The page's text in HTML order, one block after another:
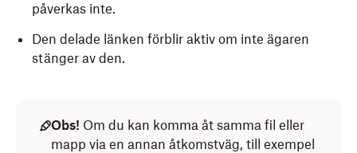
påverkas inte.
Den delade länken förblir aktiv om inte ägaren
stänger av den.
Obs! Om du kan komma åt samma fil eller
mapp via en annan åtkomstväg, till exempel